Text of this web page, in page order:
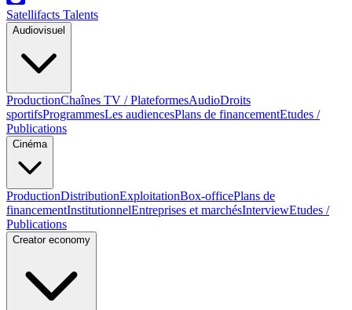
Satellifacts Talents
Audiovisuel
ProductionChaînes TV / PlateformesAudioDroits
sportifsProgrammesLes audiencesPlans de financementEtudes /
Publications
Cinéma
ProductionDistributionExploitationBox-officePlans de
financementInstitutionnelEntreprises et marchésInterviewEtudes /
Publications
Creator economy